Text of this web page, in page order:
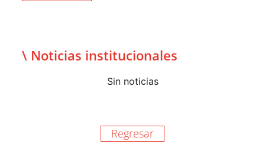
\ Noticias institucionales
Sin noticias
Regresar